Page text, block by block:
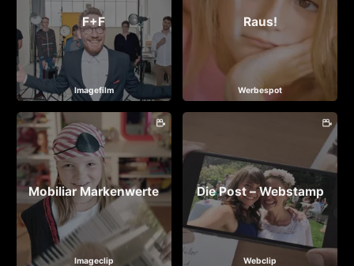
F+F
Imagefilm
Raus!
Werbespot
Mobiliar Markenwerte
Imageclip
Die Post – Webstamp
Webclip